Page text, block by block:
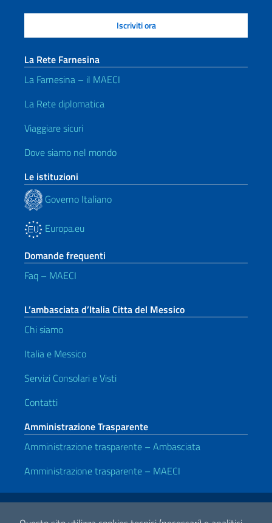
La Rete Farnesina
La Farnesina – il MAECI
La Rete diplomatica
Viaggiare sicuri
Dove siamo nel mondo
Le istituzioni
Governo Italiano
Europa.eu
Domande frequenti
Faq – MAECI
L’ambasciata d’Italia Citta del Messico
Chi siamo
Italia e Messico
Servizi Consolari e Visti
Contatti
Amministrazione Trasparente
Amministrazione trasparente – Ambasciata
Amministrazione trasparente – MAECI
Link Utili